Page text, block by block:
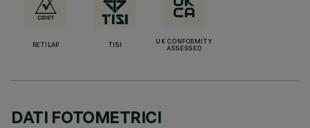
RETILAP TISI
UK CONFORMITY
ASSESSED
DATI FOTOMETRICI